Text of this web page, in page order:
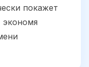
покажет
экономя